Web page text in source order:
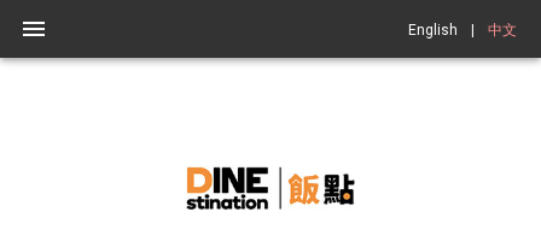
English 中文